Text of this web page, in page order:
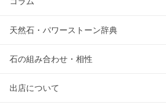
天然石・パワーストーン辞典
石の組み合わせ・相性
出店について